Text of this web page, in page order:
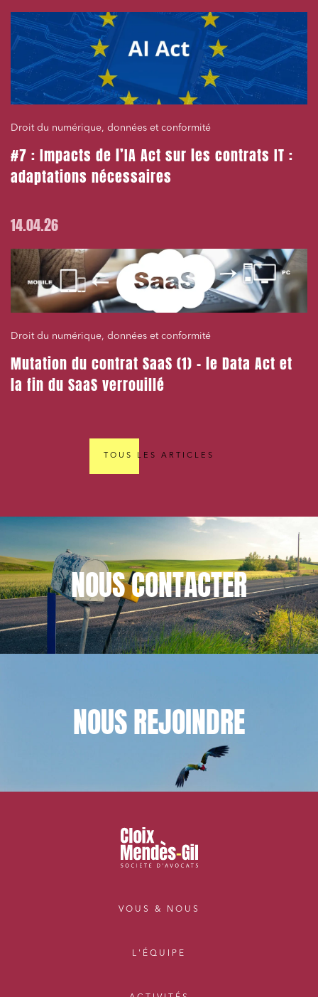
Droit du numérique, données et conformité
#7 : Impacts de l’IA Act sur les contrats IT :
adaptations nécessaires
14.04.26
Droit du numérique, données et conformité
Mutation du contrat SaaS (1) – le Data Act et
la fin du SaaS verrouillé
TOUS LES ARTICLES
NOUSCONTACTER
NOUSREJOINDRE
VOUS & NOUS
L'ÉQUIPE